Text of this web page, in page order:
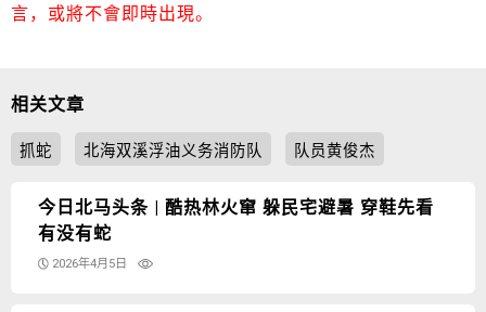
言，或將不會即時出現。
相关文章
抓蛇 北海双溪浮油义务消防队 队员黄俊杰
今日北马头条 | 酷热林火窜 躲民宅避暑 穿鞋先看
有没有蛇
2026年4月5日